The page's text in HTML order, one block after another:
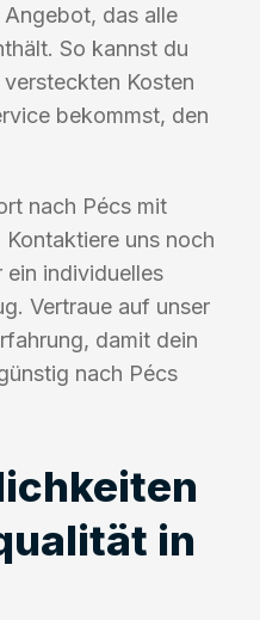
Angebot, das alle
So kannst du
Kosten
bekommst, den
nach Pécs mit
uns noch
ein individuelles
Vertraue auf unser
damit dein
nach Pécs
in